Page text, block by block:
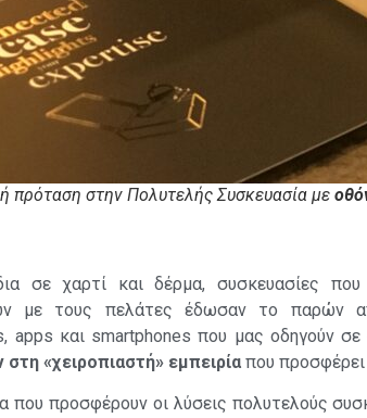
πρόταση στην Πολυτελής Συσκευασία με
σε χαρτί και δέρμα, συσκευασίες που
με τους πελάτες έδωσαν το παρών
apps και smartphones που μας οδηγούν
«χειροπιαστή» εμπειρία που προσφέρει
που προσφέρουν οι λύσεις πολυτελούς